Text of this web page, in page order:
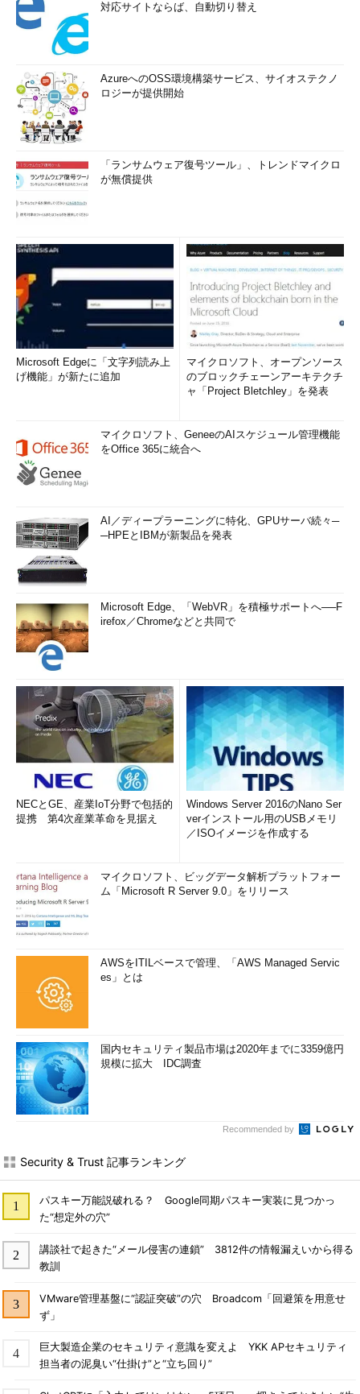
対応サイトならば、自動切り替え
AzureへのOSS環境構築サービス、サイオステクノ
ロジーが提供開始
「ランサムウェア復号ツール」、トレンドマイクロ
が無償提供
Microsoft Edgeに「文字列読み上
げ機能」が新たに追加
マイクロソフト、オープンソース
のブロックチェーンアーキテクチ
ャ「Project Bletchley」を発表
マイクロソフト、GeneeのAIスケジュール管理機能
をOffice 365に統合へ
AI／ディープラーニングに特化、GPUサーバ続々─
─HPEとIBMが新製品を発表
Microsoft Edge、「WebVR」を積極サポートへ──F
irefox／Chromeなどと共同で
NECとGE、産業IoT分野で包括的
提携 第4次産業革命を見据え
Windows Server 2016のNano Ser
verインストール用のUSBメモリ
／ISOイメージを作成する
マイクロソフト、ビッグデータ解析プラットフォー
ム「Microsoft R Server 9.0」をリリース
AWSをITILベースで管理、「AWS Managed Servic
es」とは
国内セキュリティ製品市場は2020年までに3359億円
規模に拡大 IDC調査
Recommended by
Security & Trust 記事ランキング
パスキー万能説破れる？ Google同期パスキー実装に見つかっ
た“想定外の穴”
講談社で起きた“メール侵害の連鎖” 3812件の情報漏えいから得る
教訓
VMware管理基盤に“認証突破”の穴 Broadcom「回避策を用意せ
ず」
巨大製造企業のセキュリティ意識を変えよ YKK APセキュリティ
担当者の泥臭い“仕掛け”と“立ち回り”